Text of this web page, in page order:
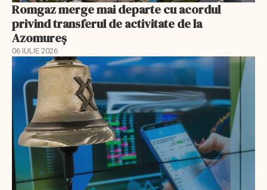
Romgaz merge mai departe cu acordul
privind transferul de activitate de la
Azomureș
06 IULIE 2026